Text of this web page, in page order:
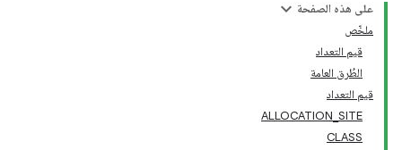
على هذه الصفحة
ملخّص
قيم التعداد
الطُرق العامة
قيم التعداد
ALLOCATION_SITE
CLASS